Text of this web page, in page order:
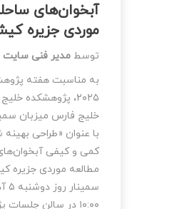
آبخوان‌های
موردی جزیره
توسط مدیر فنی سایت
به مناسبت هفته
۲۰۲۵، پژوهشکده
خلیج فارس میزبان
با عنوان «طراحی
کمی و کیفی
مطالعه موردی جزیره
۱۰:۰۰ در سالن جلسات پژوهشکده…